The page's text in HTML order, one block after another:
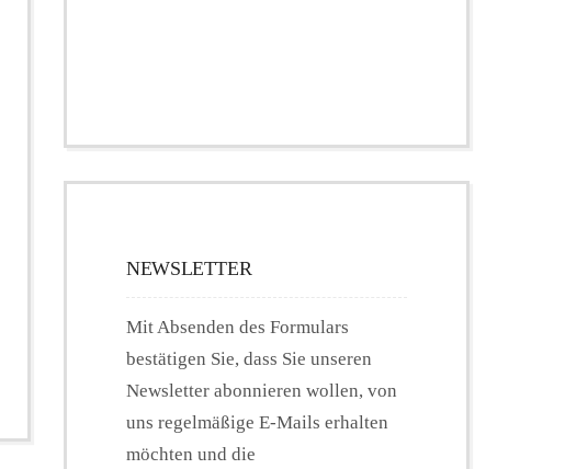
NEWSLETTER
Mit Absenden des Formulars
bestätigen Sie, dass Sie unseren
Newsletter abonnieren wollen, von
uns regelmäßige E-Mails erhalten
möchten und die